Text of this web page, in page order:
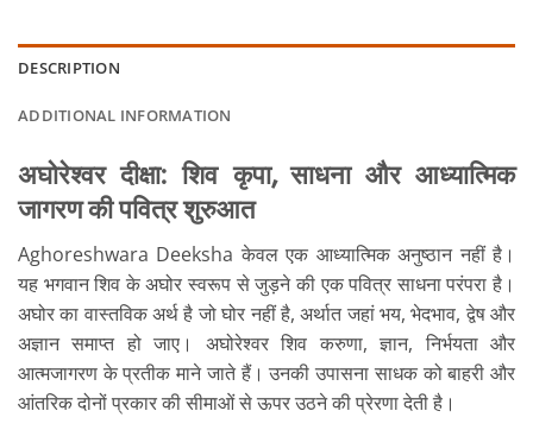
DESCRIPTION
ADDITIONAL INFORMATION
अघोरेश्वर दीक्षा: शिव कृपा, साधना और आध्यात्मिक
जागरण की पवित्र शुरुआत
Aghoreshwara Deeksha केवल एक आध्यात्मिक अनुष्ठान नहीं है।
यह भगवान शिव के अघोर स्वरूप से जुड़ने की एक पवित्र साधना परंपरा है।
अघोर का वास्तविक अर्थ है जो घोर नहीं है, अर्थात जहां भय, भेदभाव, द्वेष और
अज्ञान समाप्त हो जाए। अघोरेश्वर शिव करुणा, ज्ञान, निर्भयता और
आत्मजागरण के प्रतीक माने जाते हैं। उनकी उपासना साधक को बाहरी और
आंतरिक दोनों प्रकार की सीमाओं से ऊपर उठने की प्रेरणा देती है।